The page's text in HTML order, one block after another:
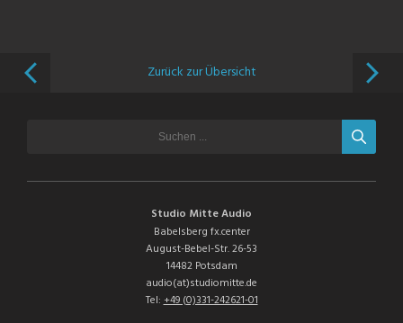
Zurück zur Übersicht
Studio Mitte Audio
Babelsberg fx.center
August-Bebel-Str. 26-53
14482 Potsdam
audio(at)studiomitte.de
Tel:+49 (0)331-242621-01